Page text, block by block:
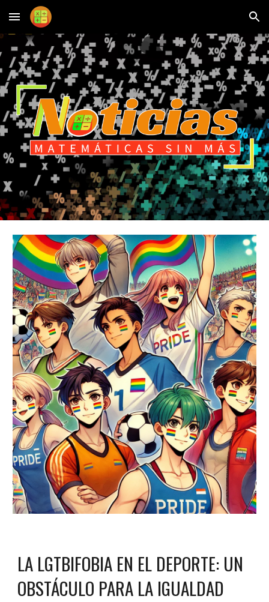
Skip to main content Skip to navigation
LA LGTBIFOBIA EN EL DEPORTE: UN
OBSTÁCULO PARA LA IGUALDAD